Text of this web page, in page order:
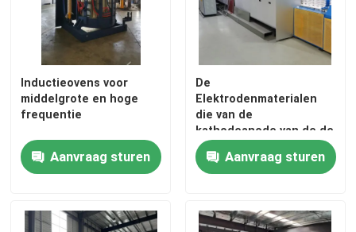
de oven van de rolhaard
Duwoven
de oven van de netwerkriem
Inductieovens voor
middelgrote en hoge
frequentie
Aanvraag sturen
De
Elektrodenmaterialen
die van de
kathodeanode van de de
Opdringersoven van de
Ovenatmosfeer
Automatische het
volledig
Aanvraag sturen